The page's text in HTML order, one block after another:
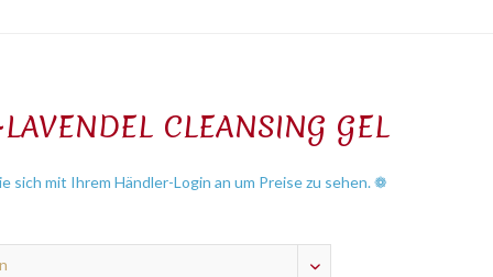
CLEANSING GEL
sich mit Ihrem Händler-Login an um Preise zu sehen. ❁